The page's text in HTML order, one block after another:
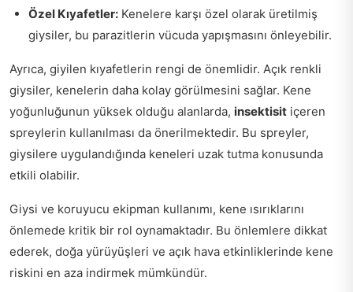
Özel Kıyafetler: Kenelere karşı özel olarak üretilmiş
giysiler, bu parazitlerin vücuda yapışmasını önleyebilir.
Ayrıca, giyilen kıyafetlerin rengi de önemlidir. Açık renkli
giysiler, kenelerin daha kolay görülmesini sağlar. Kene
yoğunluğunun yüksek olduğu alanlarda, insektisit içeren
spreylerin kullanılması da önerilmektedir. Bu spreyler,
giysilere uygulandığında keneleri uzak tutma konusunda
etkili olabilir.
Giysi ve koruyucu ekipman kullanımı, kene ısırıklarını
önlemede kritik bir rol oynamaktadır. Bu önlemlere dikkat
ederek, doğa yürüyüşleri ve açık hava etkinliklerinde kene
riskini en aza indirmek mümkündür.